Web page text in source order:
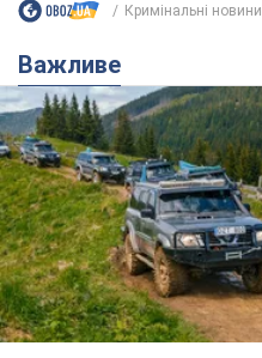
Кримінальні новини
Важливе